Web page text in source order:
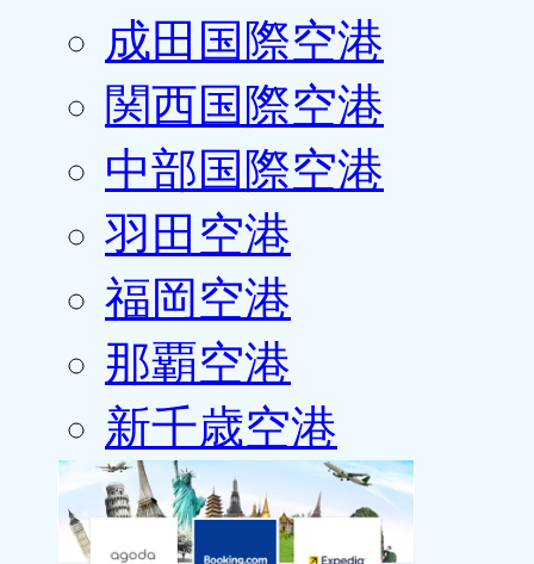
成田国際空港
関西国際空港
中部国際空港
羽田空港
福岡空港
那覇空港
新千歳空港